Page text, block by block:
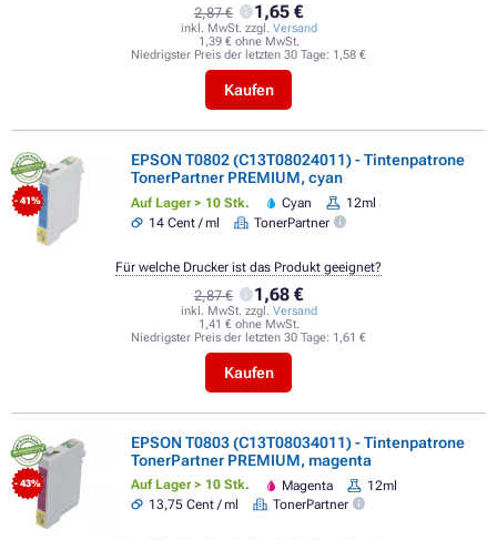
2,87 € 1,65 €
inkl. MwSt. zzgl. Versand
1,39 € ohne MwSt.
Niedrigster Preis der letzten 30 Tage: 1,58 €
Kaufen
- 41%
EPSON T0802 (C13T08024011) - Tintenpatrone
TonerPartner PREMIUM, cyan
Auf Lager > 10 Stk. Cyan
12ml
14 Cent / ml
TonerPartner
2,87 € 1,68 €
inkl. MwSt. zzgl. Versand
1,41 € ohne MwSt.
Niedrigster Preis der letzten 30 Tage: 1,61 €
Kaufen
Für welche Drucker ist das Produkt geeignet?
- 43%
EPSON T0803 (C13T08034011) - Tintenpatrone
TonerPartner PREMIUM, magenta
Auf Lager > 10 Stk. Magenta
12ml
13,75 Cent / ml
TonerPartner